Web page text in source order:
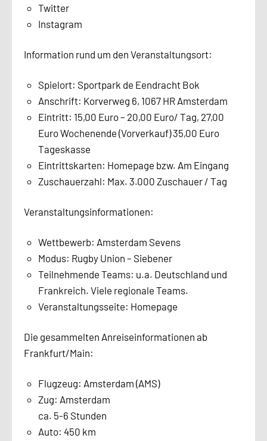
Twitter
Instagram
Information rund um den Veranstaltungsort:
Spielort: Sportpark de Eendracht Bok
Anschrift: Korverweg 6, 1067 HR Amsterdam
Eintritt: 15,00 Euro – 20,00 Euro/ Tag, 27,00
Euro Wochenende (Vorverkauf) 35,00 Euro
Tageskasse
Eintrittskarten: Homepage bzw. Am Eingang
Zuschauerzahl: Max. 3.000 Zuschauer / Tag
Veranstaltungsinformationen:
Wettbewerb: Amsterdam Sevens
Modus: Rugby Union – Siebener
Teilnehmende Teams: u.a. Deutschland und
Frankreich. Viele regionale Teams.
Veranstaltungsseite: Homepage
Die gesammelten Anreiseinformationen ab
Frankfurt/Main:
Flugzeug: Amsterdam (AMS)
Zug: Amsterdam
ca. 5-6 Stunden
Auto: 450 km